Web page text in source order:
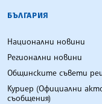
БЪЛГАРСКА
БЪЛГАРИЯ
Национални новини
Регионални новини
Общинските съвети
Куриер (Официални
съобщения)